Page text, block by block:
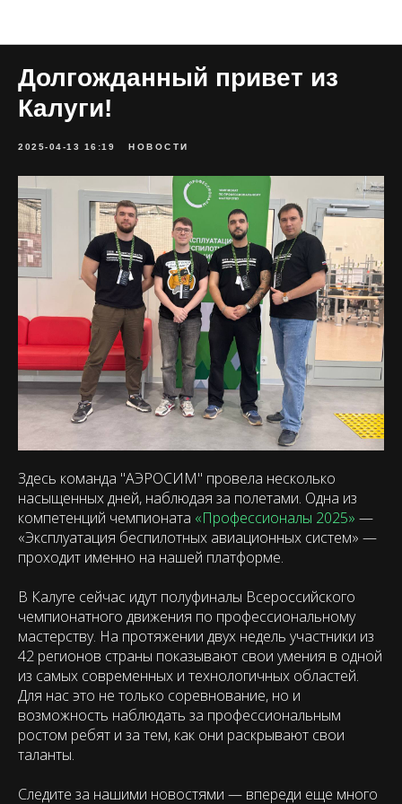
Долгожданный привет из
Калуги!
2025-04-13 16:19 НОВОСТИ
Здесь команда "АЭРОСИМ" провела несколько
насыщенных дней, наблюдая за полетами. Одна из
компетенций чемпионата «Профессионалы 2025» —
«Эксплуатация беспилотных авиационных систем» —
проходит именно на нашей платформе.
В Калуге сейчас идут полуфиналы Всероссийского
чемпионатного движения по профессиональному
мастерству. На протяжении двух недель участники из
42 регионов страны показывают свои умения в одной
из самых современных и технологичных областей.
Для нас это не только соревнование, но и
возможность наблюдать за профессиональным
ростом ребят и за тем, как они раскрывают свои
таланты.
Следите за нашими новостями — впереди еще много